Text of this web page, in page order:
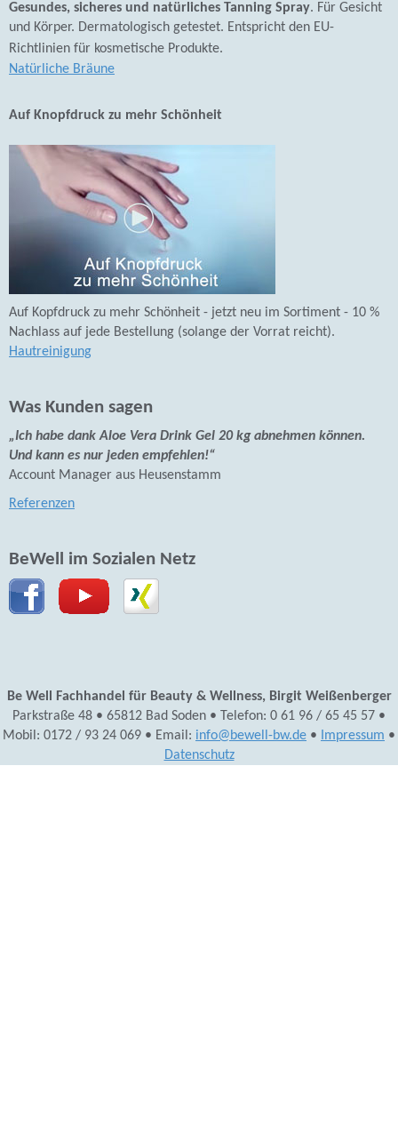
Gesundes, sicheres und natürliches Tanning Spray. Für Gesicht
und Körper. Dermatologisch getestet. Entspricht den EU-
Richtlinien für kosmetische Produkte.
Natürliche Bräune
Auf Knopfdruck zu mehr Schönheit
Auf Kopfdruck zu mehr Schönheit - jetzt neu im Sortiment - 10 %
Nachlass auf jede Bestellung (solange der Vorrat reicht).
Hautreinigung
Was Kunden sagen
„Ich habe dank Aloe Vera Drink Gel 20 kg abnehmen können.
Und kann es nur jeden empfehlen!“
Account Manager aus Heusenstamm
Referenzen
BeWell im Sozialen Netz
Be Well Fachhandel für Beauty & Wellness, Birgit Weißenberger
Parkstraße 48 • 65812 Bad Soden • Telefon: 0 61 96 / 65 45 57 •
Mobil: 0172 / 93 24 069 • Email: info@bewell-bw.de • Impressum •
Datenschutz